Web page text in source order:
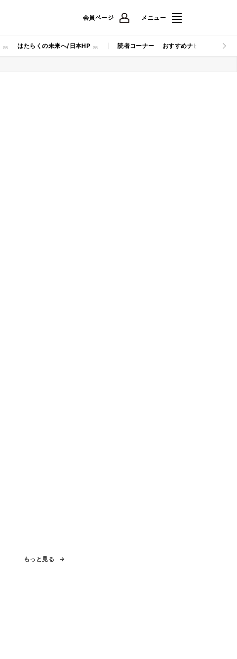
会員ページ メニュー
はたらくの未来へ/日本HP 読者コーナー おすすめナビ マイナビ
もっと見る